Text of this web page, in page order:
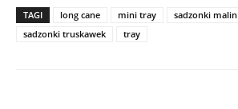
TAGI long cane mini tray
sadzonki malin
sadzonki truskawek
tray